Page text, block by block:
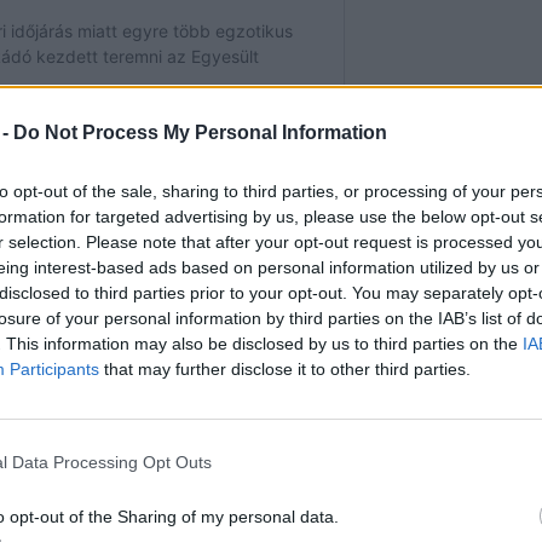
Do Not Process My Personal Information
opt-out of the sale, sharing to third parties, or processing of your
for targeted advertising by us, please use the below opt-out
selection. Please note that after your opt-out request is processed
interest-based ads based on personal information utilized by us
to third parties prior to your opt-out. You may separately
of your personal information by third parties on the IAB’s list of
This information may also be disclosed by us to third parties on the
Participants that may further disclose it to other third parties.
Data Processing Opt Outs
opt-out of the Sharing of my personal data.
globális éghajlati jelentésénekfőbb
felszíni átlaghőmérséklet augusztusban
a 20. századi átlagot, ami a 143 éves
hatodik legmelegebb augusztusát jelenti.
egyaránt a legmelegebb augusztus